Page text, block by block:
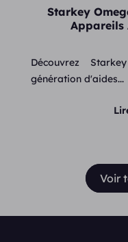
Starkey
Appareils
Découvrez
génération d'aides...
Voir